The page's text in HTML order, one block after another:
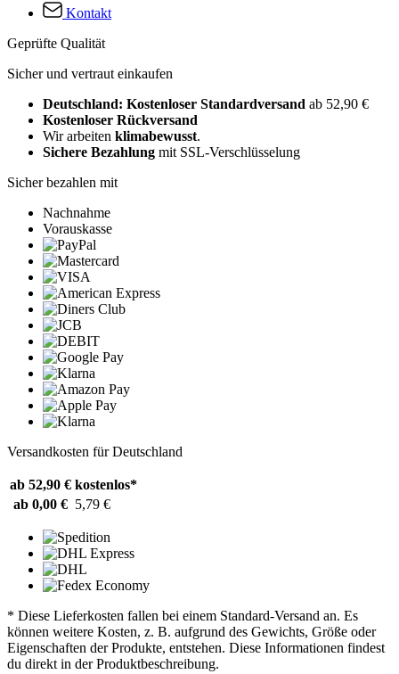
Kontakt
Geprüfte Qualität
Sicher und vertraut einkaufen
Deutschland: Kostenloser Standardversand ab 52,90 €
Kostenloser Rückversand
Wir arbeiten klimabewusst.
Sichere Bezahlung mit SSL-Verschlüsselung
Sicher bezahlen mit
Nachnahme
Vorauskasse
Versandkosten für Deutschland
ab 52,90 € kostenlos*
ab 0,00 € 5,79 €
* Diese Lieferkosten fallen bei einem Standard-Versand an. Es
können weitere Kosten, z. B. aufgrund des Gewichts, Größe oder
Eigenschaften der Produkte, entstehen. Diese Informationen findest
du direkt in der Produktbeschreibung.